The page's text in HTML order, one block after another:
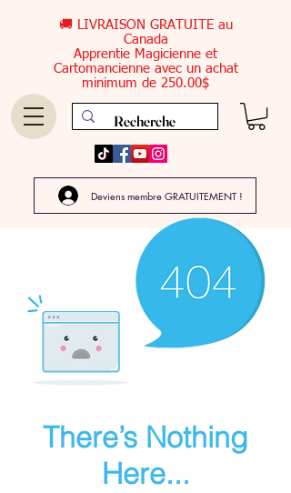
🚚 LIVRAISON GRATUITE au
Canada
Apprentie Magicienne et
Cartomancienne avec un achat
minimum de 250.00$
Deviens membre GRATUITEMENT !
There’s Nothing
Here...